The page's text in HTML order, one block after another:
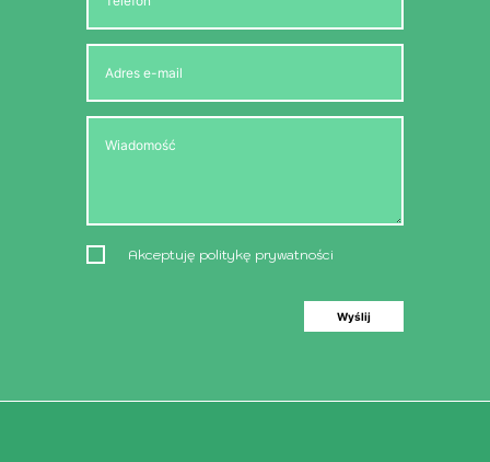
Akceptuję politykę prywatności